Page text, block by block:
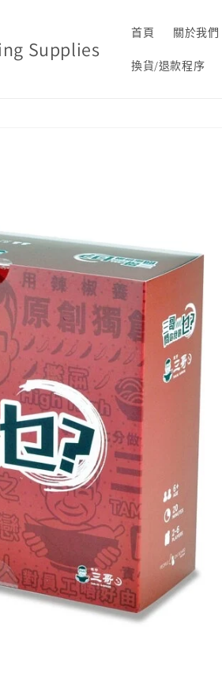
Supplies
首頁 關於我們
換貨/退款程序